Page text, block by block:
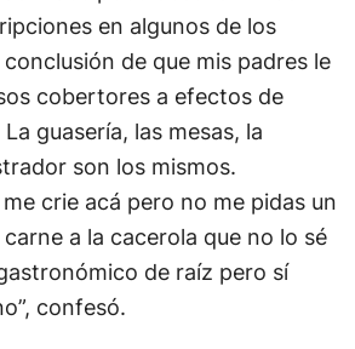
en algunos de los
de que mis padres le
cobertores a efectos de
guasería, las mesas, la
son los mismos.
crie acá pero no me pidas un
a la cacerola que no lo sé
de raíz pero sí
confesó.